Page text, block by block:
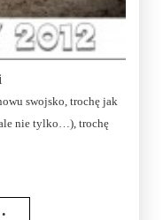
nie tylko…), trochę